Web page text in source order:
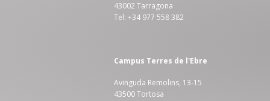
43002 Tarragona
Tel: +34 977 558 382
Campus Terres de l'Ebre
Avinguda Remolins, 13-15
43500 Tortosa